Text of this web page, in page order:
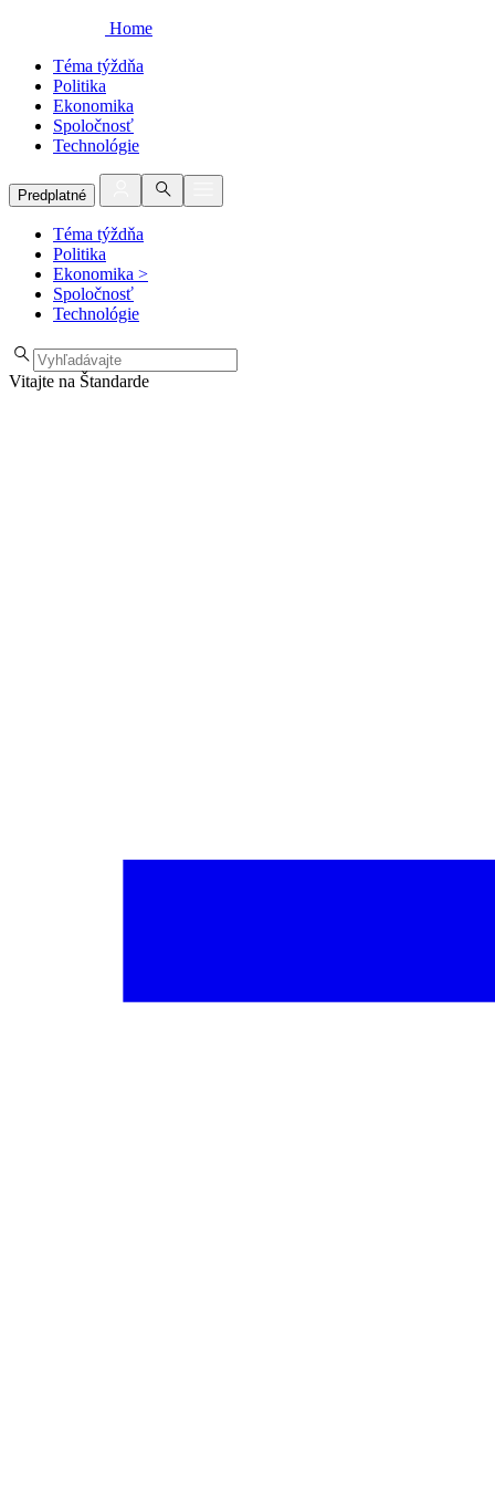
Home
Téma týždňa
Politika
Ekonomika
Spoločnosť
Technológie
Predplatné
Téma týždňa
Politika
Ekonomika >
Spoločnosť
Technológie
Vitajte na Štandarde